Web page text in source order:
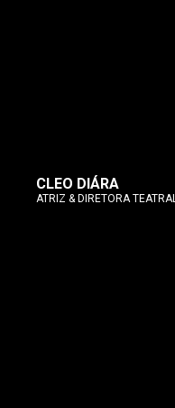
CLEO DIÁRA
ATRIZ & DIRETORA TEATRAL